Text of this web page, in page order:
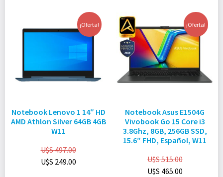
¡Oferta!
Notebook Lenovo 1 14″ HD
AMD Athlon Silver 64GB 4GB
W11
U$S497.00
U$S 249.00
¡Oferta!
Notebook Asus E1504G
Vivobook Go 15 Core i3
3.8Ghz, 8GB, 256GB SSD,
15.6″ FHD, Español, W11
U$S515.00
U$S 465.00